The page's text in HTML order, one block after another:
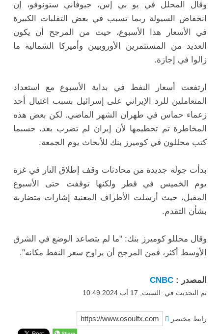
وقال المحلل في يو بي إس، جيوفاني ستونوفو، إن
انخفاض السيولة ربما تسبب في بعض التقلبات الكبيرة
في الأسعار هذا الأسبوع، حيث من المرجح أن يكون
العديد من المستثمرين الأوروبيين وأميركا الشمالية ما
زالوا في إجازة.
ارتفعت أسعار النفط في بداية الأسبوع مع استعداد
المتعاملين للرد الإيراني على إسرائيل بسبب اغتيال أحد
زعماء حماس في طهران الشهر الماضي. لكن بعض هذه
المخاطرة تم تحطيمها لأن إيران لم تضرب بعد، حسبما
كتب محللون في كوميرز بنك للأبحاث يوم الجمعة.
بدأت جولة جديدة من محادثات وقف إطلاق النار في غزة
يوم الخميس في قطر ولكنها توقفت حتى الأسبوع
المقبل، حيث أرسلت الأطراف المعنية إشارات متضاربة
بشأن التقدم.
وقال محللو كوميرز بنك: "ما لم يتصاعد الوضع في الشرق
الأوسط أكثر، فمن المرجح أن يراوح سعر النفط مكانه".
المصدر :
تم التحديث في: السبت, 17 آب 2024 10:49
رابط مختصر